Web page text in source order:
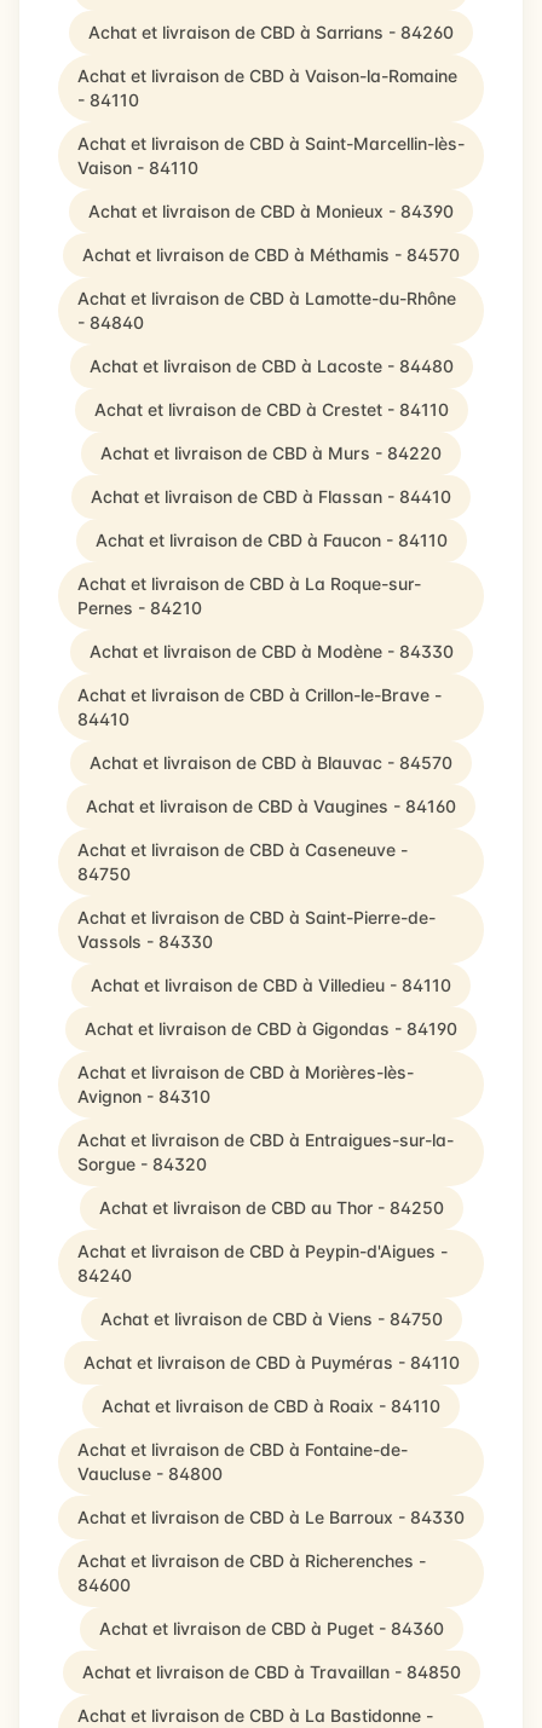
Achat et livraison de CBD à Sarrians - 84260
Achat et livraison de CBD à Vaison-la-Romaine
- 84110
Achat et livraison de CBD à Saint-Marcellin-lès-
Vaison - 84110
Achat et livraison de CBD à Monieux - 84390
Achat et livraison de CBD à Méthamis - 84570
Achat et livraison de CBD à Lamotte-du-Rhône
- 84840
Achat et livraison de CBD à Lacoste - 84480
Achat et livraison de CBD à Crestet - 84110
Achat et livraison de CBD à Murs - 84220
Achat et livraison de CBD à Flassan - 84410
Achat et livraison de CBD à Faucon - 84110
Achat et livraison de CBD à La Roque-sur-
Pernes - 84210
Achat et livraison de CBD à Modène - 84330
Achat et livraison de CBD à Crillon-le-Brave -
84410
Achat et livraison de CBD à Blauvac - 84570
Achat et livraison de CBD à Vaugines - 84160
Achat et livraison de CBD à Caseneuve -
84750
Achat et livraison de CBD à Saint-Pierre-de-
Vassols - 84330
Achat et livraison de CBD à Villedieu - 84110
Achat et livraison de CBD à Gigondas - 84190
Achat et livraison de CBD à Morières-lès-
Avignon - 84310
Achat et livraison de CBD à Entraigues-sur-la-
Sorgue - 84320
Achat et livraison de CBD au Thor - 84250
Achat et livraison de CBD à Peypin-d'Aigues -
84240
Achat et livraison de CBD à Viens - 84750
Achat et livraison de CBD à Puyméras - 84110
Achat et livraison de CBD à Roaix - 84110
Achat et livraison de CBD à Fontaine-de-
Vaucluse - 84800
Achat et livraison de CBD à Le Barroux - 84330
Achat et livraison de CBD à Richerenches -
84600
Achat et livraison de CBD à Puget - 84360
Achat et livraison de CBD à Travaillan - 84850
Achat et livraison de CBD à La Bastidonne -